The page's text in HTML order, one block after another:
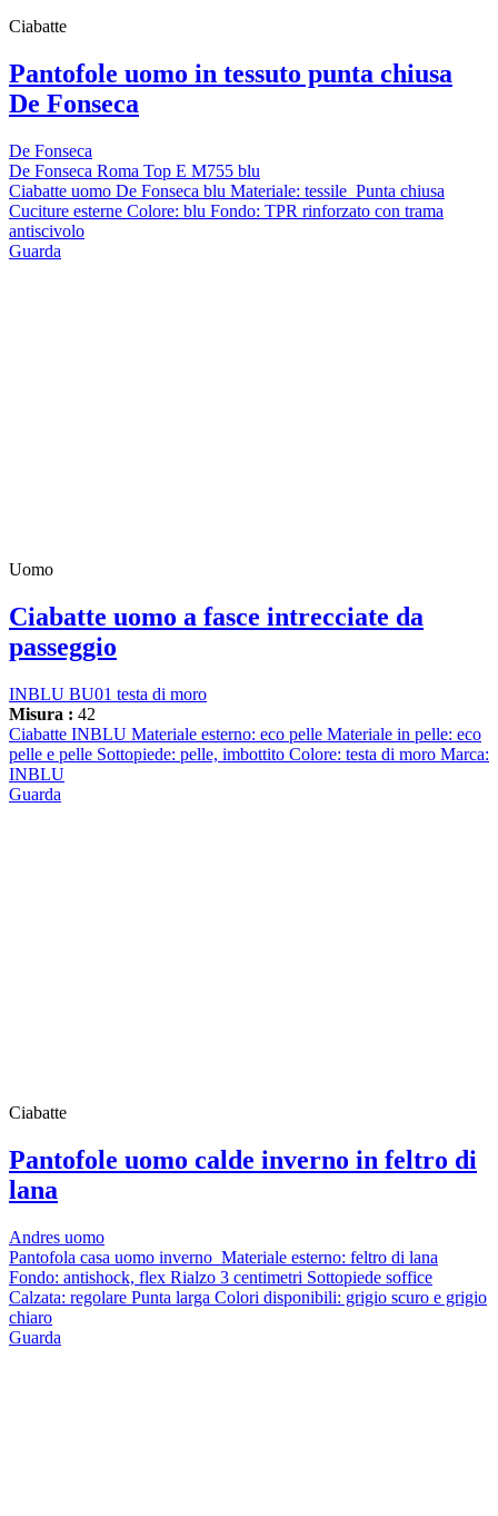
Ciabatte
Pantofole uomo in tessuto punta chiusa
De Fonseca
De Fonseca
De Fonseca Roma Top E M755 blu
Ciabatte uomo De Fonseca blu Materiale: tessile Punta chiusa
Cuciture esterne Colore: blu Fondo: TPR rinforzato con trama
antiscivolo
Guarda
Uomo
Ciabatte uomo a fasce intrecciate da
passeggio
INBLU BU01 testa di moro
Misura : 42
Ciabatte INBLU Materiale esterno: eco pelle Materiale in pelle: eco
pelle e pelle Sottopiede: pelle, imbottito Colore: testa di moro Marca:
INBLU
Guarda
Ciabatte
Pantofole uomo calde inverno in feltro di
lana
Andres uomo
Pantofola casa uomo inverno Materiale esterno: feltro di lana
Fondo: antishock, flex Rialzo 3 centimetri Sottopiede soffice
Calzata: regolare Punta larga Colori disponibili: grigio scuro e grigio
chiaro
Guarda